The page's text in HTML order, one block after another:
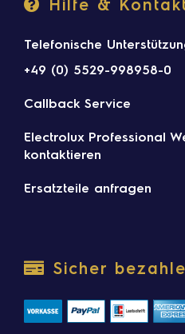
Hilfe &
Telefonische
+49 (0) 5529-998958-0
Callback Service
Electrolux Professional
kontaktieren
Ersatzteile anfragen
Sicher